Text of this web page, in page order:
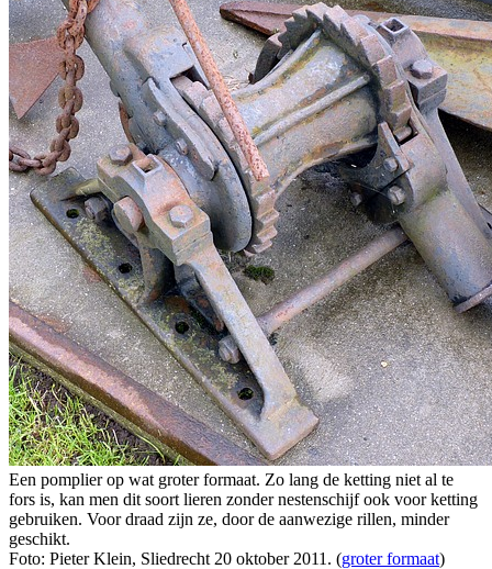
Een pomplier op wat groter formaat. Zo lang de ketting niet al te
fors is, kan men dit soort lieren zonder nestenschijf ook voor ketting
gebruiken. Voor draad zijn ze, door de aanwezige rillen, minder
geschikt.
Foto: Pieter Klein, Sliedrecht 20 oktober 2011. (groter formaat)